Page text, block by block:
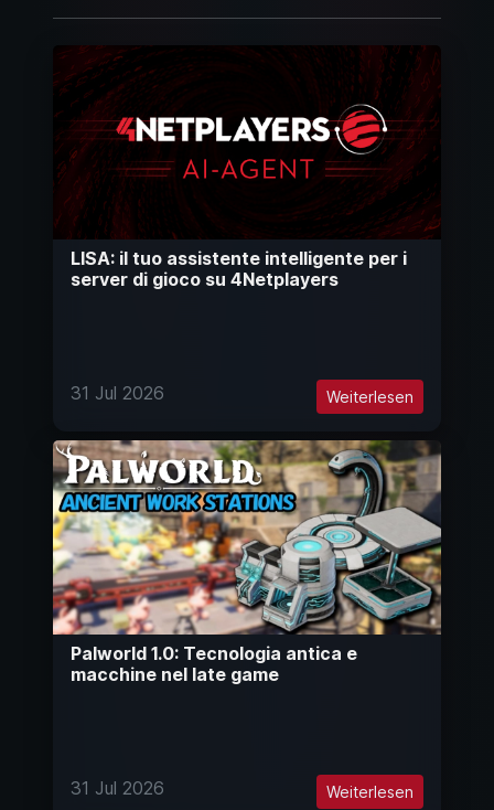
LISA: il tuo assistente intelligente per i
server di gioco su 4Netplayers
31 Jul 2026 Weiterlesen
Palworld 1.0: Tecnologia antica e
macchine nel late game
31 Jul 2026 Weiterlesen